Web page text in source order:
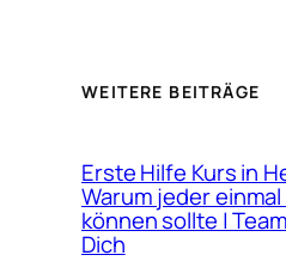
WEITERE BEITRÄGE
Erste Hilfe Kurs in
Warum jeder
können sollte |
Dich